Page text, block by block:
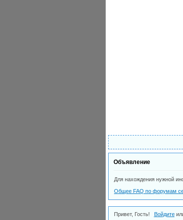
Объявление
Для нахождения нужной
Общее FAQ по форумам
Привет, Гость! Войдите